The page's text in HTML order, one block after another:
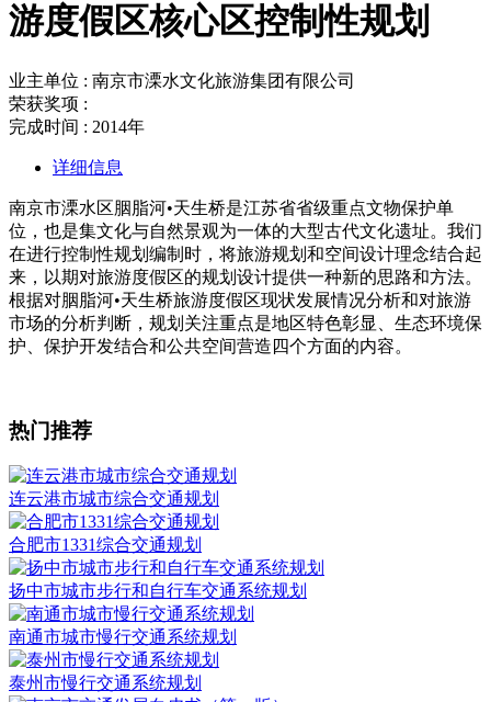
游度假区核心区控制性规划
业主单位 : 南京市溧水文化旅游集团有限公司
荣获奖项 :
完成时间 : 2014年
详细信息
南京市溧水区胭脂河•天生桥是江苏省省级重点文物保护单
位，也是集文化与自然景观为一体的大型古代文化遗址。我们
在进行控制性规划编制时，将旅游规划和空间设计理念结合起
来，以期对旅游度假区的规划设计提供一种新的思路和方法。
根据对胭脂河•天生桥旅游度假区现状发展情况分析和对旅游
市场的分析判断，规划关注重点是地区特色彰显、生态环境保
护、保护开发结合和公共空间营造四个方面的内容。
热门推荐
连云港市城市综合交通规划
合肥市1331综合交通规划
扬中市城市步行和自行车交通系统规划
南通市城市慢行交通系统规划
泰州市慢行交通系统规划